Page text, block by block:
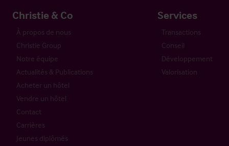
Christie & Co
À propos de nous
Christie Group
Notre équipe
Actualités & Publications
Acheter un hôtel
Vendre un hôtel
Contact
Carrières
Jeunes diplômés
Services
Transactions
Conseil
Développement
Valorisation